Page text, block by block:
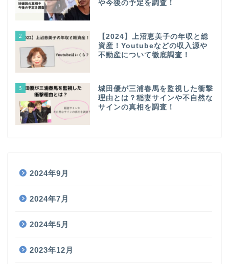
や今後の予定を調査！
2
【2024】上沼恵美子の年収と総
資産！Youtubeなどの収入源や
不動産について徹底調査！
3
城田優が三浦春馬を監視した衝撃
理由とは？稲妻サインや不自然な
サインの真相を調査！
2024年9月
2024年7月
2024年5月
2023年12月